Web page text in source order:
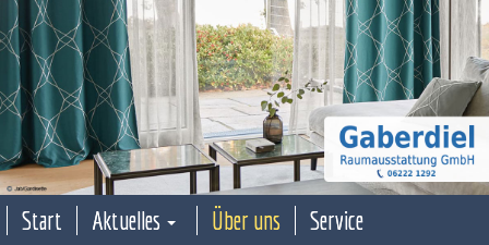
Start Aktuelles Über uns
Service